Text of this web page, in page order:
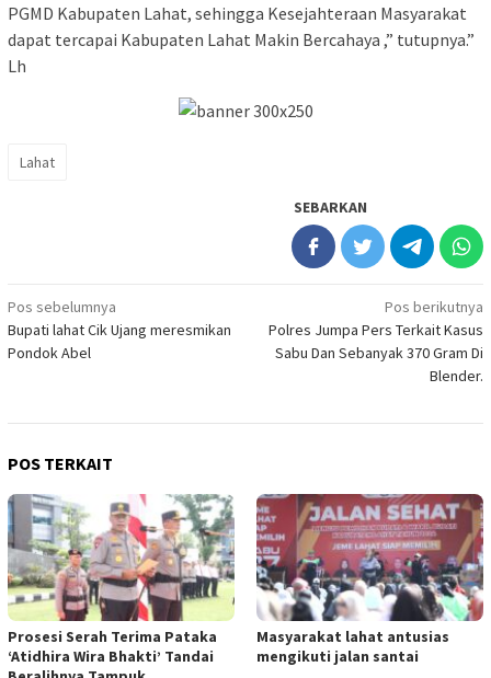
PGMD Kabupaten Lahat, sehingga Kesejahteraan Masyarakat
dapat tercapai Kabupaten Lahat Makin Bercahaya ,” tutupnya.”
Lh
Lahat
SEBARKAN
Navigasi
pos
Pos sebelumnya
Bupati lahat Cik Ujang meresmikan
Pondok Abel
Pos berikutnya
Polres Jumpa Pers Terkait Kasus
Sabu Dan Sebanyak 370 Gram Di
Blender.
POS TERKAIT
Prosesi Serah Terima Pataka
‘Atidhira Wira Bhakti’ Tandai
Masyarakat lahat antusias
mengikuti jalan santai